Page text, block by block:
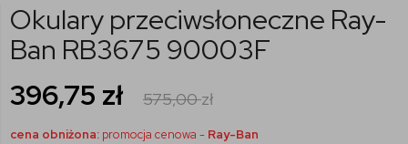
Okulary przeciwsłoneczne Ray-
Ban RB3675 90003F
396,75 zł 575,00zł
cena obniżona: promocja cenowa - Ray-Ban